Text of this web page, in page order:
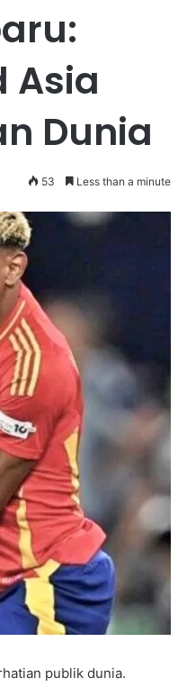
Asia
Dunia
53 Less than a minute
publik dunia.